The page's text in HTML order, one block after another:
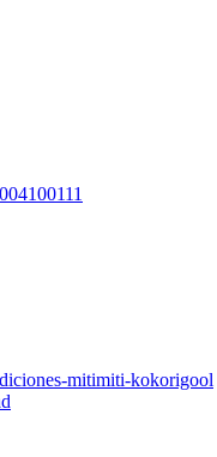
mitimiti-kokorigool